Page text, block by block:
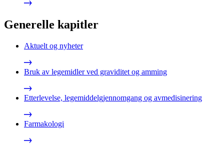
Generelle kapitler
Aktuelt og nyheter
Bruk av legemidler ved graviditet og amming
Etterlevelse, legemiddelgjennomgang og avmedisinering
Farmakologi